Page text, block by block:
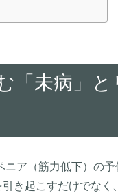
「未病」
ア（筋力低下）の
き起こすだけでなく